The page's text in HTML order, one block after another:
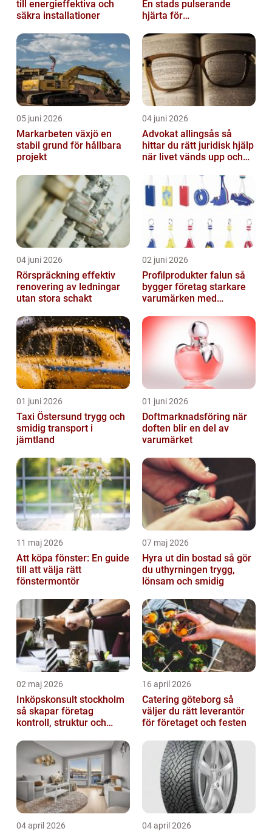
till energieffektiva och
säkra installationer
En stads pulserande
hjärta för
05 juni 2026
Markarbeten växjö en
stabil grund för hållbara
projekt
04 juni 2026
Advokat allingsås så
hittar du rätt juridisk hjälp
när livet vänds upp och
04 juni 2026
Rörspräckning effektiv
renovering av ledningar
utan stora schakt
02 juni 2026
Profilprodukter falun så
bygger företag starkare
varumärken med
01 juni 2026
Taxi Östersund trygg och
smidig transport i
jämtland
01 juni 2026
Doftmarknadsföring när
doften blir en del av
varumärket
11 maj 2026
Att köpa fönster: En guide
till att välja rätt
fönstermontör
07 maj 2026
Hyra ut din bostad så gör
du uthyrningen trygg,
lönsam och smidig
02 maj 2026
Inköpskonsult stockholm
så skapar företag
kontroll, struktur och
16 april 2026
Catering göteborg så
väljer du rätt leverantör
för företaget och festen
04 april 2026 04 april 2026